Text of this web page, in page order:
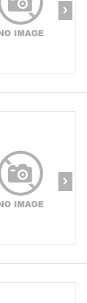
›
›